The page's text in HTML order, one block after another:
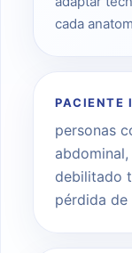
cada
PACIENTE
personas
debilitado
pérdida de